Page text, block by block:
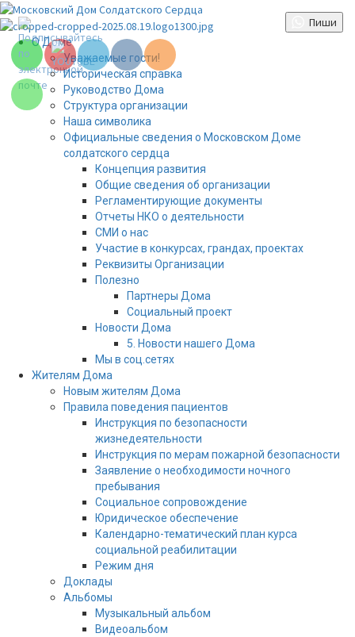
Перейти
к
содержимому
Основное
меню
О Доме
Уважаемые гости!
Историческая справка
Руководство Дома
Структура организации
Наша символика
Официальные сведения о Московском Доме
солдатского сердца
Концепция развития
Общие сведения об организации
Регламентирующие документы
Отчеты НКО о деятельности
СМИ о нас
Участие в конкурсах, грандах, проектах
Реквизиты Организации
Полезно
Партнеры Дома
Социальный проект
Новости Дома
5. Новости нашего Дома
Мы в соц.сетях
Жителям Дома
Новым жителям Дома
Правила поведения пациентов
Инструкция по безопасности
жизнедеятельности
Инструкция по мерам пожарной безопасности
Заявление о необходимости ночного
пребывания
Социальное сопровождение
Юридическое обеспечение
Календарно-тематический план курса
социальной реабилитации
Режим дня
Доклады
Альбомы
Музыкальный альбом
Видеоальбом
Set Youtube
Channel ID
Set Youtube
Channel ID
Пиши